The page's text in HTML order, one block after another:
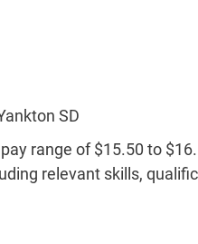
SD
range of $15.50 to
relevant skills,